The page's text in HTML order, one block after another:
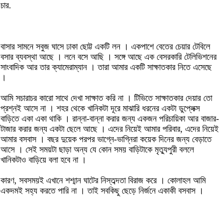
চার.
বাসার সামনে সবুজ ঘাসে ঢাকা ছোট্ট একটি লন । একপাশে বেতের চেয়ার টেবিলে
বসার ব্যবস্থা আছে । লনে বসে আছি । সঙ্গে আছে এক বেসরকারি টেলিভিশনের
সাংবাদিক আর তার ক্যামেরাম্যান । তারা আমার একটি সাক্ষাতকার নিতে এসেছে
।
আমি সচারাচর কারো সাথে দেখা সাক্ষাত করি না । টিভিতে সাক্ষাতকার দেয়ার তো
প্রশ্নই আসে না । শহর থেকে খানিকটা দূরে মাঝারি ধরনের একটা ডুপ্লেক্স
বাড়িতে একা একা থাকি । রান্না-বান্না করার জন্য একজন পরিচায়িকা আর বাজার-
টাজার করার জন্য একটা ছেলে আছে । এদের নিয়েই আমার পরিবার, এদের নিয়েই
আমার বসবাস । বছর দুয়েক পরপর ভাগ্নে-ভাগ্নিরা কয়েক দিনের জন্য বেড়াতে
আসে । সেই সময়টা ছাড়া অন্য যে কোন সময় বাড়িটাকে মৃত্যুপুরী বললে
খানিকটাও বাড়িয়ে বলা হবে না ।
কারণ, সবসময়ই এখানে শশ্মান ঘাটের নিস্তব্দতা বিরাজ করে । কোলাহল আমি
একদমই সহ্য করতে পারি না । তাই সবকিছু ছেড়ে নির্জনে একাকী বসবাস ।